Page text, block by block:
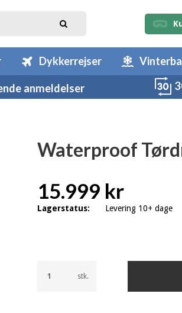
Dykkerrejser
anmeldelser
Waterproof
15.999 kr
Lagerstatus: Levering 10+ dage
stk.